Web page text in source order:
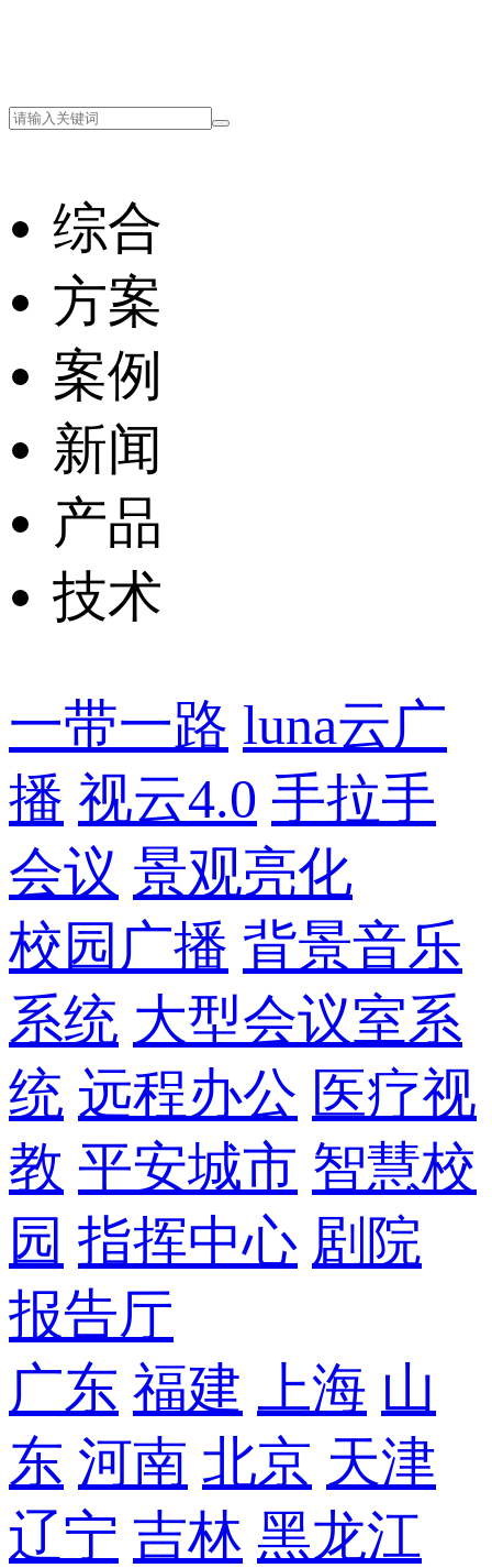
综合
方案
案例
新闻
产品
技术
一带一路 luna云广
播 视云4.0 手拉手
会议 景观亮化
校园广播 背景音乐
系统 大型会议室系
统 远程办公 医疗视
教 平安城市 智慧校
园 指挥中心 剧院
报告厅
广东 福建 上海 山
东 河南 北京 天津
辽宁 吉林 黑龙江